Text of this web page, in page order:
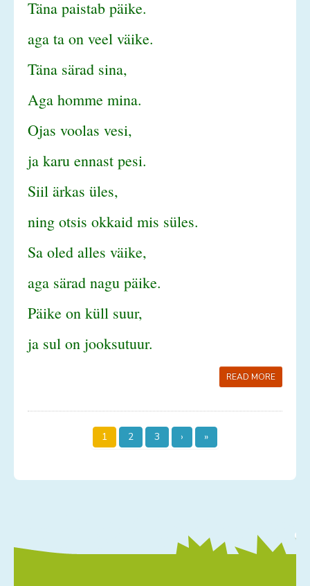
Täna paistab päike.
aga ta on veel väike.
Täna särad sina,
Aga homme mina.
Ojas voolas vesi,
ja karu ennast pesi.
Siil ärkas üles,
ning otsis okkaid mis süles.
Sa oled alles väike,
aga särad nagu päike.
Päike on küll suur,
ja sul on jooksutuur.
READ MORE
1 2 3 › »